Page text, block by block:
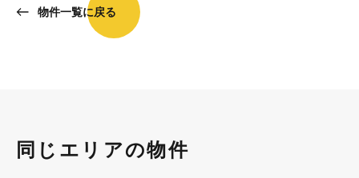
物件一覧に戻る
同じエリアの物件